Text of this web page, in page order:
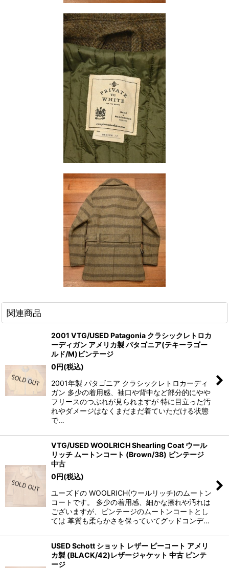
関連商品
2001 VTG/USED Patagonia クラシックレトロカ
ーディガン アメリカ製 パタゴニア(テキーラゴー
ルド/M)ビンテージ
0円(税込)
2001年製 パタゴニア クラシックレトロカーディ
ガン 多少の着用感、袖口や背中など部分的にやや
フリースのつぶれが見られますが 特に目立った汚
れやダメージはなくまだまだ着ていただける状態
で…
VTG/USED WOOLRICH Shearling Coat ウール
リッチ ムートンコート (Brown/38) ビンテージ
中古
0円(税込)
ユーズドの WOOLRICH(ウールリッチ)のムートン
コートです。 多少の着用感、細かな擦れや汚れは
ございますが、ビンテージのムートンコートとし
ては 革質も柔らかさを保っていてグッドコンデ…
USED Schott ショット レザー ピーコート アメリ
カ製 (BLACK/42)レザージャケット 中古 ビンテ
ージ